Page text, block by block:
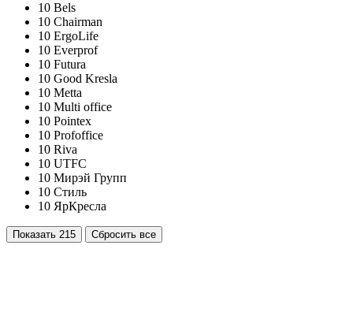
10 Bels
10 Chairman
10 ErgoLife
10 Everprof
10 Futura
10 Good Kresla
10 Metta
10 Multi office
10 Pointex
10 Profoffice
10 Riva
10 UTFC
10 Мирэй Групп
10 Стиль
10 ЯрКресла
Показать 215 Сбросить все